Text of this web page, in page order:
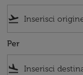
flight_takeoff
Per
flight_land